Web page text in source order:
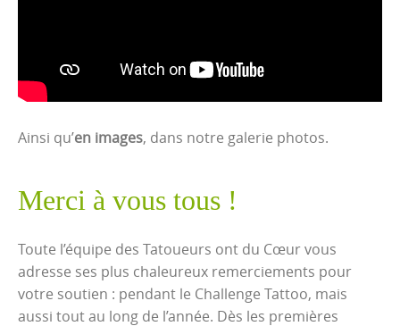
Ainsi qu’en images, dans notre galerie photos.
Merci à vous tous !
Toute l’équipe des Tatoueurs ont du Cœur vous
adresse ses plus chaleureux remerciements pour
votre soutien : pendant le Challenge Tattoo, mais
aussi tout au long de l’année. Dès les premières